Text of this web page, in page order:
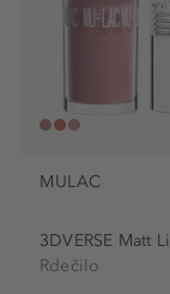
MULAC
Rdečilo